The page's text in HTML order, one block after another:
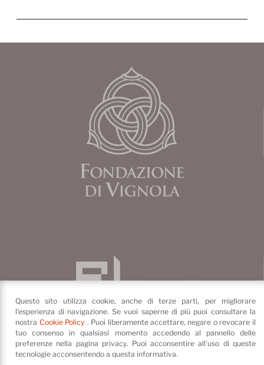
Questo sito utilizza cookie, anche di terze parti, per migliorare
l'esperienza di navigazione. Se vuoi saperne di più puoi consultare la
nostra Cookie Policy . Puoi liberamente accettare, negare o revocare il
tuo consenso in qualsiasi momento accedendo al pannello delle
preferenze nella pagina privacy. Puoi acconsentire all'uso di queste
tecnologie acconsentendo a questa informativa.